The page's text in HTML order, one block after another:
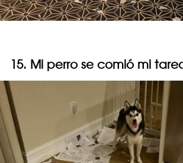
15. Mi perro se comió mi